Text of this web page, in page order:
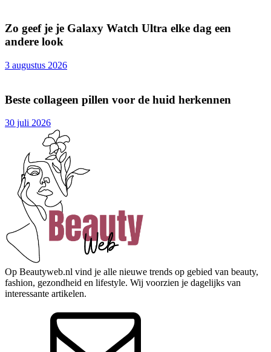
Zo geef je je Galaxy Watch Ultra elke dag een
andere look
3 augustus 2026
Beste collageen pillen voor de huid herkennen
30 juli 2026
Op Beautyweb.nl vind je alle nieuwe trends op gebied van beauty,
fashion, gezondheid en lifestyle. Wij voorzien je dagelijks van
interessante artikelen.